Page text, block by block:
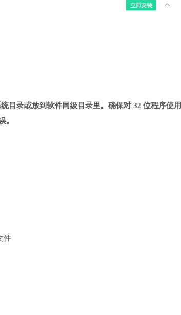
目录或放到软件同级目录里。确保对 32 位程序使用
。
件